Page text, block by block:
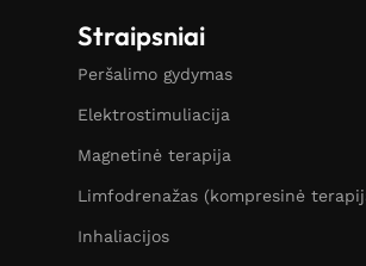
Straipsniai
Peršalimo gydymas
Elektrostimuliacija
Magnetinė terapija
Limfodrenažas (kompresinė
Inhaliacijos